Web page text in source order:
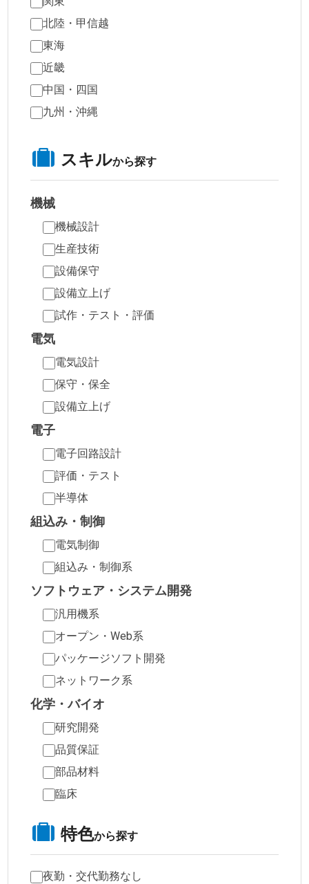
北陸・甲信越
東海
近畿
中国・四国
九州・沖縄
スキルから探す
機械
機械設計
生産技術
設備保守
設備立上げ
試作・テスト・評価
電気
電気設計
保守・保全
設備立上げ
電子
電子回路設計
評価・テスト
半導体
組込み・制御
電気制御
組込み・制御系
ソフトウェア・システム開発
汎用機系
オープン・Web系
パッケージソフト開発
ネットワーク系
化学・バイオ
研究開発
品質保証
部品材料
臨床
特色から探す
夜勤・交代勤務なし